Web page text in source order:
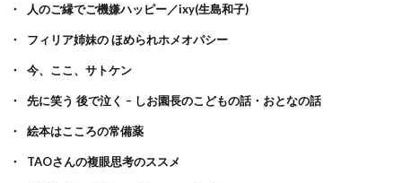
人のご縁でご機嫌ハッピー／ixy(生島和子)
フィリア姉妹の ほめられホメオパシー
今、ここ、サトケン
先に笑う 後で泣く – しお園長のこどもの話・おとなの話
絵本はこころの常備薬
TAOさんの複眼思考のススメ